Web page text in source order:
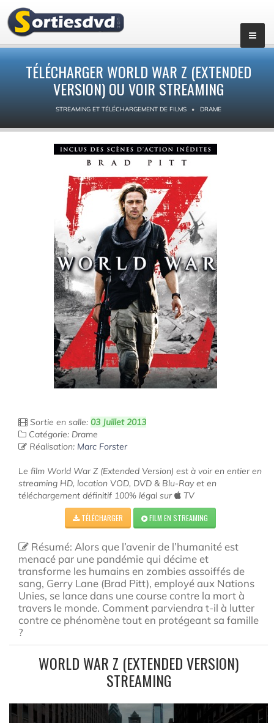
TÉLÉCHARGER WORLD WAR Z (EXTENDED
VERSION) OU VOIR STREAMING
STREAMING ET TÉLÉCHARGEMENT DE FILMS DRAME
Sortie en salle: 03 Juillet 2013
Catégorie: Drame
Réalisation: Marc Forster
Le film World War Z (Extended Version) est à voir en entier en
streaming HD, location VOD, DVD & Blu-Ray et en
téléchargement définitif 100% légal sur
TV
TÉLÉCHARGER FILM EN STREAMING
Résumé: Alors que l’avenir de l’humanité est
menacé par une pandémie qui décime et
transforme les humains en zombies assoiffés de
sang, Gerry Lane (Brad Pitt), employé aux Nations
Unies, se lance dans une course contre la mort à
travers le monde. Comment parviendra t-il à lutter
contre ce phénomène tout en protégeant sa famille
?
WORLD WAR Z (EXTENDED VERSION)
STREAMING